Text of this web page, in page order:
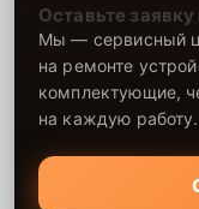
Оставьте
Мы — сервисный
на ремонте
комплектующие,
на каждую работу.